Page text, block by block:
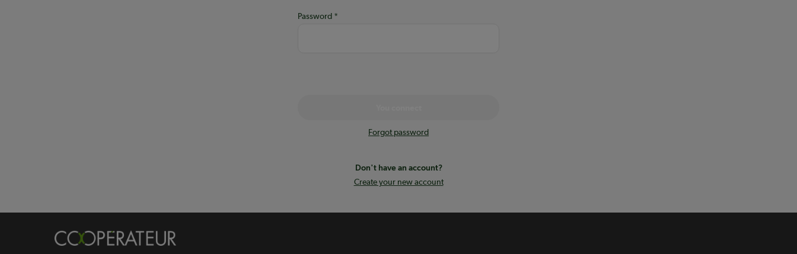
Password
Forgot password
Don't have an account?
Create your new account